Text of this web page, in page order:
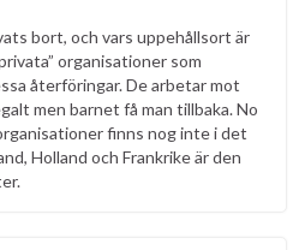
bort, och vars uppehållsort är
organisationer som
återföringar. De arbetar mot
men barnet få man tillbaka. No
finns nog inte i det
Holland och Frankrike är den